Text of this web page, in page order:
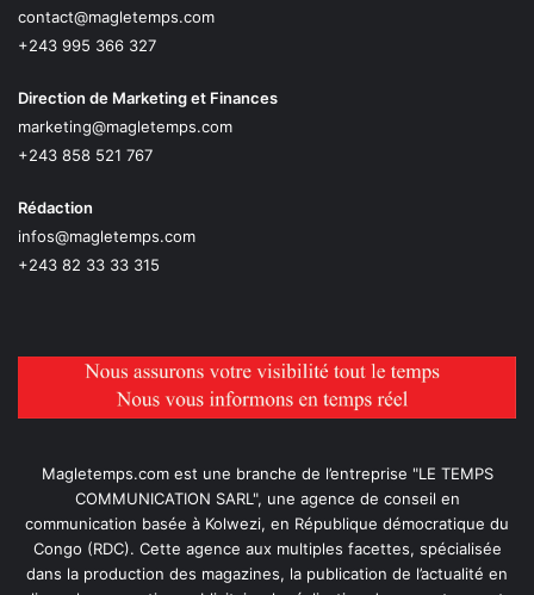
contact@magletemps.com
+243 995 366 327
Direction de Marketing et Finances
marketing@magletemps.com
+243 858 521 767
Rédaction
infos@magletemps.com
+243 82 33 33 315
Magletemps.com est une branche de l’entreprise "LE TEMPS
COMMUNICATION SARL", une agence de conseil en
communication basée à Kolwezi, en République démocratique du
Congo (RDC). Cette agence aux multiples facettes, spécialisée
dans la production des magazines, la publication de l’actualité en